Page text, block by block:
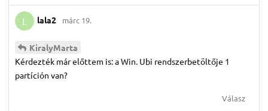
L lala2 márc 19.
KiralyMarta
Kérdezték már előttem is: a Win. Ubi rendszerbetöltője 1
partíción van?
Válasz